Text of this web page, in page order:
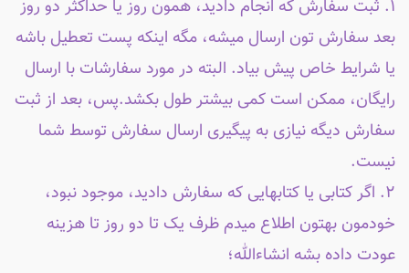
۱. ثبت سفارش که انجام دادید، همون روز یا حداکثر دو روز
بعد سفارش تون ارسال میشه، مگه اینکه پست تعطیل باشه
یا شرایط خاص پیش بیاد. البته در مورد سفارشات با ارسال
رایگان، ممکن است کمی بیشتر طول بکشد.پس، بعد از ثبت
سفارش دیگه نیازی به پیگیری ارسال سفارش توسط شما
نیست.
۲. اگر کتابی یا کتابهایی که سفارش دادید، موجود نبود،
خودمون بهتون اطلاع میدم ظرف یک تا دو روز تا هزینه
عودت داده بشه انشاءالله؛